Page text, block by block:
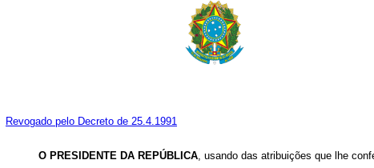
Revogado pelo Decreto de 25.4.1991
O PRESIDENTE DA REPÚBLICA, usando das atribuições que lhe